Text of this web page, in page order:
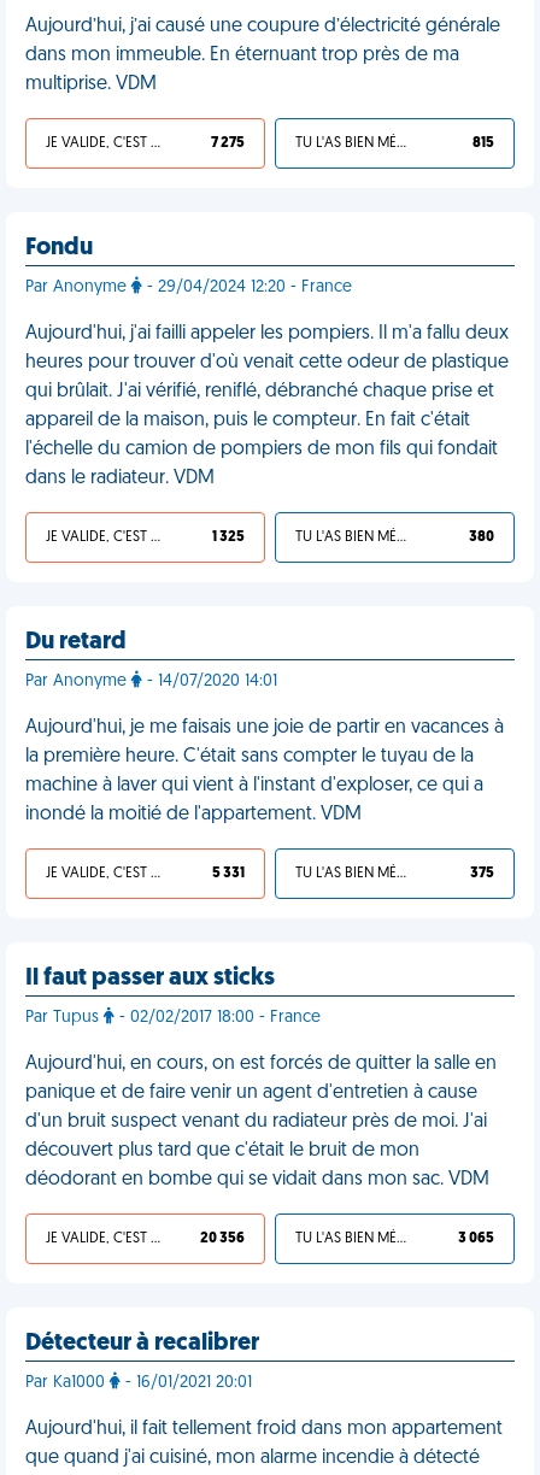
Aujourd’hui, j’ai causé une coupure d’électricité générale
dans mon immeuble. En éternuant trop près de ma
multiprise. VDM
JE VALIDE, C'EST UNE VDM 7 275 TU L'AS BIEN MÉRITÉ 815
Fondu
Par Anonyme - 29/04/2024 12:20 - France
Aujourd'hui, j'ai failli appeler les pompiers. Il m'a fallu deux
heures pour trouver d'où venait cette odeur de plastique
qui brûlait. J'ai vérifié, reniflé, débranché chaque prise et
appareil de la maison, puis le compteur. En fait c'était
l'échelle du camion de pompiers de mon fils qui fondait
dans le radiateur. VDM
JE VALIDE, C'EST UNE VDM 1 325 TU L'AS BIEN MÉRITÉ 380
Du retard
Par Anonyme - 14/07/2020 14:01
Aujourd'hui, je me faisais une joie de partir en vacances à
la première heure. C'était sans compter le tuyau de la
machine à laver qui vient à l'instant d'exploser, ce qui a
inondé la moitié de l'appartement. VDM
JE VALIDE, C'EST UNE VDM 5 331 TU L'AS BIEN MÉRITÉ 375
Il faut passer aux sticks
Par Tupus - 02/02/2017 18:00 - France
Aujourd'hui, en cours, on est forcés de quitter la salle en
panique et de faire venir un agent d'entretien à cause
d'un bruit suspect venant du radiateur près de moi. J'ai
découvert plus tard que c'était le bruit de mon
déodorant en bombe qui se vidait dans mon sac. VDM
JE VALIDE, C'EST UNE VDM 20 356 TU L'AS BIEN MÉRITÉ 3 065
Détecteur à recalibrer
Par Ka1000 - 16/01/2021 20:01
Aujourd'hui, il fait tellement froid dans mon appartement
que quand j'ai cuisiné, mon alarme incendie à détecté